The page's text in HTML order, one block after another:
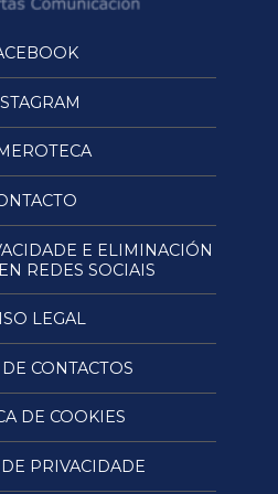
E ELIMINACIÓN
REDES SOCIAIS
LEGAL
CONTACTOS
DE COOKIES
PRIVACIDADE